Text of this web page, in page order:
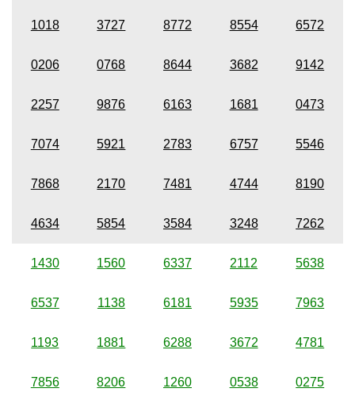
1018 3727 8772 8554 6572
0206 0768 8644 3682 9142
2257 9876 6163 1681 0473
7074 5921 2783 6757 5546
7868 2170 7481 4744 8190
4634 5854 3584 3248 7262
1430 1560 6337 2112 5638
6537 1138 6181 5935 7963
1193 1881 6288 3672 4781
7856 8206 1260 0538 0275